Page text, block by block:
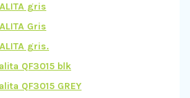
gris
Gris
gris.
QF3015 blk
QF3015 GREY